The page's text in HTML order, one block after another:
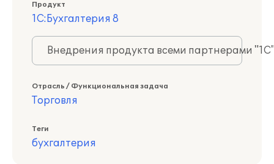
Продукт
1С:Бухгалтерия 8
Внедрения продукта всеми партнерами
Отрасль / Функциональная задача
Торговля
Теги
бухгалтерия